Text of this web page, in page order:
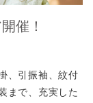
催！
、引振袖、紋付
まで、充実した